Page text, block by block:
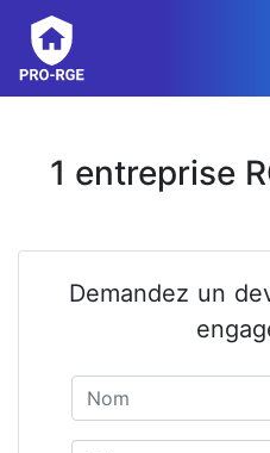
1 entreprise
Demandez un